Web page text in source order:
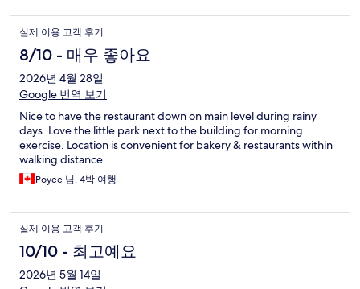
실제 이용 고객 후기
8/10 - 매우 좋아요
2026년 4월 28일
Google 번역 보기
Nice to have the restaurant down on main level during rainy
days. Love the little park next to the building for morning
exercise. Location is convenient for bakery & restaurants within
walking distance.
Poyee 님, 4박 여행
실제 이용 고객 후기
10/10 - 최고예요
2026년 5월 14일